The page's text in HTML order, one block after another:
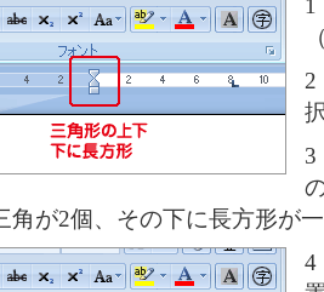
2
3
角が2個、その下に長方形が
4